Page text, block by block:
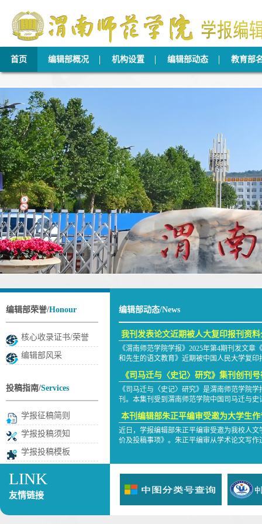
首页 编辑部概况 机构设置 编辑部动态 教育部
编辑部荣誉/Honour
核心收录证书/荣誉
编辑部风采
投稿指南/Services
学报征稿简则
学报投稿须知
学报投稿模板
编辑部动态/News
我刊发表论文近期被人大复印报刊资
《渭南师范学院学报》2025年第4期刊发文
和先生的语文教育》近期被中国人民大学复
《司马迁与〈史记〉研究》集刊创刊
《司马迁与〈史记〉研究》是渭南师范学院
刊。本集刊受到渭南师范学院中国司马迁与
本刊编辑部朱正平编审受邀为大学生
近日，学报编辑部朱正平编审受邀为我校人
价及投稿事项》。朱正平编审从学术论文写
〈史记〉研究》集刊，并于近期召开了创办
本刊发表中国史记研究会会长张大可
LINK
友情链接